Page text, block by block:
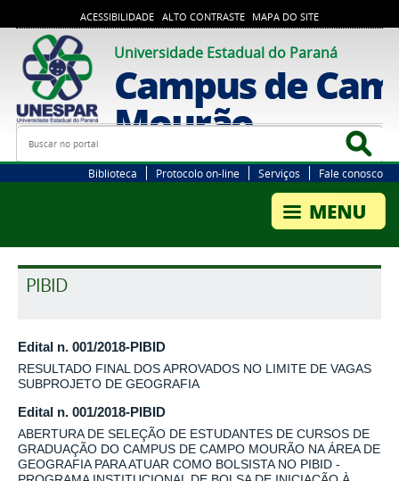
ACESSIBILIDADE ALTO CONTRASTE MAPA DO SITE
Universidade Estadual do Paraná
Campus de
Mourão
Busca
Biblioteca Protocolo on-line Serviços Fale conosco
PIBID
Edital n. 001/2018-PIBID
RESULTADO FINAL DOS APROVADOS NO LIMITE DE VAGAS
SUBPROJETO DE GEOGRAFIA
Edital n. 001/2018-PIBID
ABERTURA DE SELEÇÃO DE ESTUDANTES DE CURSOS DE
GRADUAÇÃO DO CAMPUS DE CAMPO MOURÃO NA ÁREA DE
GEOGRAFIA PARA ATUAR COMO BOLSISTA NO PIBID -